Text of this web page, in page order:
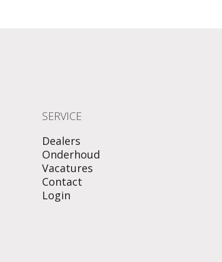
SERVICE
Dealers
Onderhoud
Vacatures
Contact
Login